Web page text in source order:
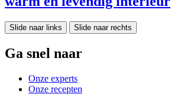
Slide naar links Slide naar rechts
Ga snel naar
Onze experts
Onze recepten